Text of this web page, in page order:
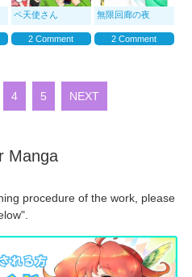
エヴァー)
ペ天使さん
2 Comment
無限回廊の夜
2 Comment
4 5 NEXT
Manga
procedure of the work, please